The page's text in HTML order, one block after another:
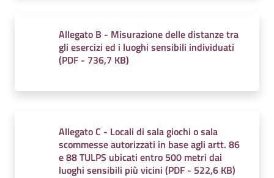
Allegato B - Misurazione delle distanze tra
gli esercizi ed i luoghi sensibili individuati
(PDF - 736,7 KB)
Allegato C - Locali di sala giochi o sala
scommesse autorizzati in base agli artt. 86
e 88 TULPS ubicati entro 500 metri dai
luoghi sensibili più vicini (PDF - 522,6 KB)